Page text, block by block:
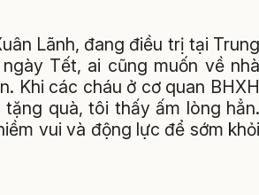
Lãnh, đang điều trị tại Trung
Tết, ai cũng muốn về nhà
Khi các cháu ở cơ quan BHXH
quà, tôi thấy ấm lòng hẳn.
vui và động lực để sớm khỏi